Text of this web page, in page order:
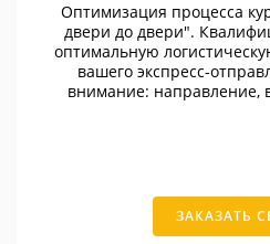
Оптимизация процесса
двери до двери".
оптимальную
вашего экспресс-
внимание: направление,
ЗАКАЗАТЬ